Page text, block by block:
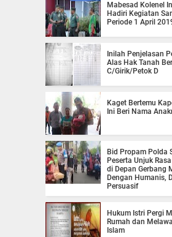
Mabesad Kolenel
Hadiri Kegiatan
Periode 1 April
Inilah Penjelasan
Alas Hak Tanah
C/Girik/Petok D
Kaget Bertemu
Ini Beri Nama
Bid Propam Polda
Peserta Unjuk
di Depan Gerbang
Dengan Humanis,
Persuasif
Hukum Istri Pergi
Rumah dan
Islam